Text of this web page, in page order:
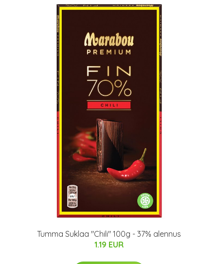
Tumma Suklaa "Chili" 100g - 37% alennus
1.19 EUR